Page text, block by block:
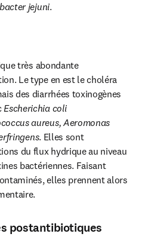
jejuni.
très abondante
Le type en est le choléra
des diarrhées toxinogènes
Escherichia coli
aureus, Aeromonas
. Elles sont
du flux hydrique au niveau
bactériennes. Faisant
elles prennent alors
postantibiotiques